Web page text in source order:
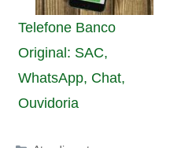
Telefone Banco
Original: SAC,
WhatsApp, Chat,
Ouvidoria